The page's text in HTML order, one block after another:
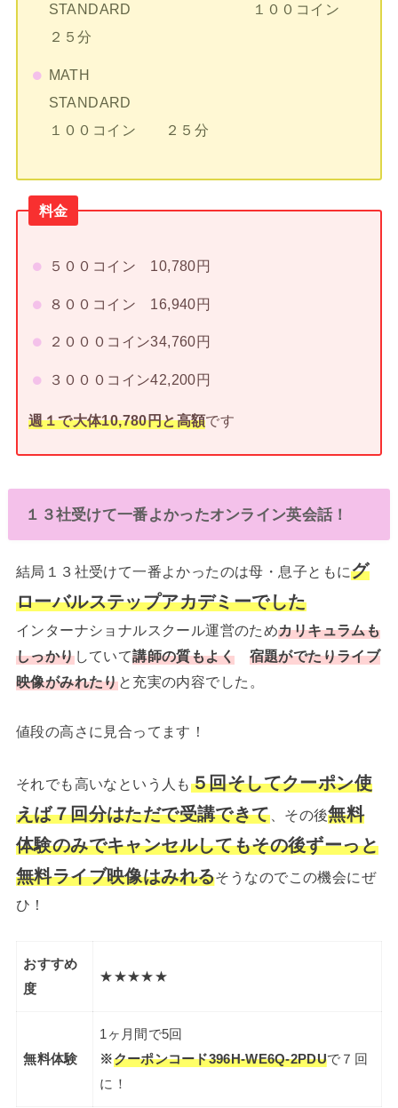
STANDARD １００コイン
２５分
MATH
STANDARD
１００コイン ２５分
料金
５００コイン 10,780円
８００コイン 16,940円
２０００コイン34,760円
３０００コイン42,200円
週１で大体10,780円と高額です
１３社受けて一番よかったオンライン英会話！
結局１３社受けて一番よかったのは母・息子ともにグ
ローバルステップアカデミーでした
インターナショナルスクール運営のためカリキュラムも
しっかりしていて講師の質もよく
宿題がでたりライブ
映像がみれたりと充実の内容でした。
値段の高さに見合ってます！
それでも高いなという人も５回そしてクーポン使
えば７回分はただで受講できて、その後無料
体験のみでキャンセルしてもその後ずーっと
無料ライブ映像はみれるそうなのでこの機会にぜ
ひ！
おすすめ
度
★★★★★
無料体験
1ヶ月間で5回
※クーポンコード396H-WE6Q-2PDUで７回
に！